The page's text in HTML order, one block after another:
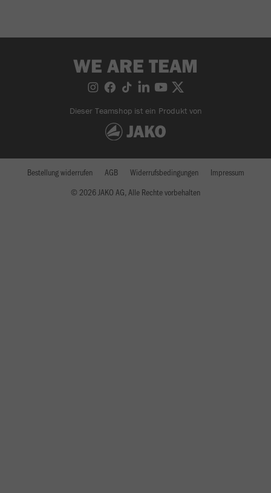
WE ARE TEAM
Dieser Teamshop ist ein Produkt von
© 2026 JAKO AG, Alle Rechte vorbehalten
Bestellung widerrufen AGB Widerrufsbedingungen Impressum